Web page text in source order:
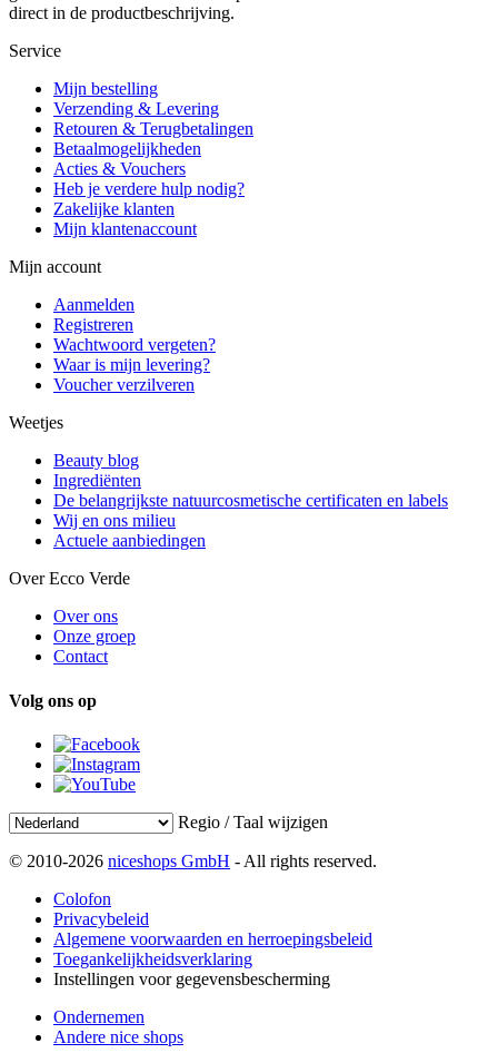
direct in de productbeschrijving.
Service
Mijn bestelling
Verzending & Levering
Retouren & Terugbetalingen
Betaalmogelijkheden
Acties & Vouchers
Heb je verdere hulp nodig?
Zakelijke klanten
Mijn klantenaccount
Mijn account
Aanmelden
Registreren
Wachtwoord vergeten?
Waar is mijn levering?
Voucher verzilveren
Weetjes
Beauty blog
Ingrediënten
De belangrijkste natuurcosmetische certificaten en labels
Wij en ons milieu
Actuele aanbiedingen
Over Ecco Verde
Over ons
Onze groep
Contact
Volg ons op
Regio / Taal wijzigen
© 2010-2026 niceshops GmbH - All rights reserved.
Colofon
Privacybeleid
Algemene voorwaarden en herroepingsbeleid
Toegankelijkheidsverklaring
Instellingen voor gegevensbescherming
Ondernemen
Andere nice shops